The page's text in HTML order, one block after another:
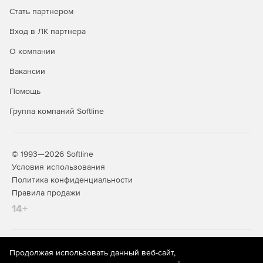
Стать партнером
Вход в ЛК партнера
О компании
Вакансии
Помощь
Группа компаний Softline
© 1993—2026 Softline
Условия использования
Политика конфиденциальности
Правила продажи
14+
На информационном ресурсе store.softline.ru применяются
рекомендательные технологии
(информационные технологии
Продолжая использовать данный веб-сайт,